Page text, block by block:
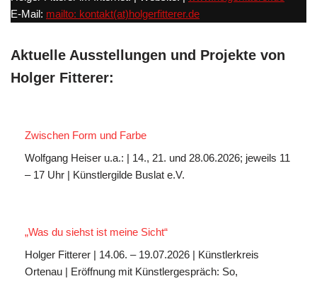
E-Mail: mailto: kontakt(at)holgerfitterer.de
Aktuelle Ausstellungen und Projekte von
Holger Fitterer:
Zwischen Form und Farbe
Wolfgang Heiser u.a.: | 14., 21. und 28.06.2026; jeweils 11
– 17 Uhr | Künstlergilde Buslat e.V.
„Was du siehst ist meine Sicht“
Holger Fitterer | 14.06. – 19.07.2026 | Künstlerkreis
Ortenau | Eröffnung mit Künstlergespräch: So,